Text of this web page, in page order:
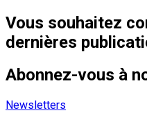
Vous souhaitez
dernières
Abonnez-vous à
Newsletters